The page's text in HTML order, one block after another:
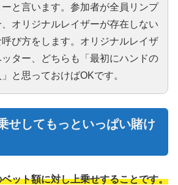
と言います。参加者が全員リンプ
オリジナルレイザーが存在しない
び方をします。オリジナルレイザ
ター、どちらも「最初にハンドの
と思っておけばOKです。
せしてもっといっぱい賭け
ット額に対し上乗せすることです。